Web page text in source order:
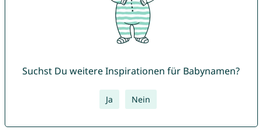
Suchst Du weitere Inspirationen für Babynamen?
Ja Nein